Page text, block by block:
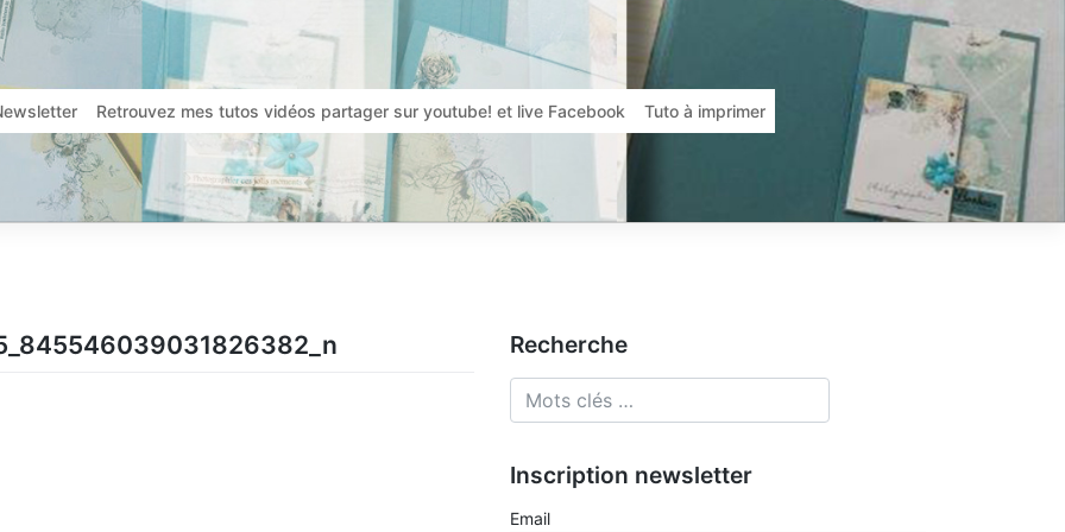
Retrouvez mes tutos vidéos partager sur youtube! et live Facebook Tuto à imprimer
Recherche
Inscription newsletter
Email